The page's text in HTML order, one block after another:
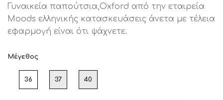
was:
€69.00.
τιμή
είναι:
€29.00.
Γυναικεία παπούτσια,Oxford από την εταιρεία
Moods ελληνικής κατασκευάσεις άνετα με τέλεια
εφαρμογή είναι ότι ψάχνετε.
Μέγεθος
36 37 40